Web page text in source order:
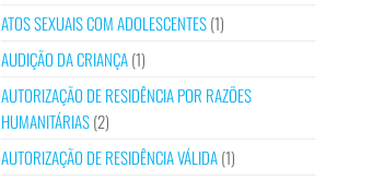
ATOS SEXUAIS COM ADOLESCENTES(1)
AUDIÇÃO DA CRIANÇA(1)
AUTORIZAÇÃO DE RESIDÊNCIA POR RAZÕES
HUMANITÁRIAS(2)
AUTORIZAÇÃO DE RESIDÊNCIA VÁLIDA(1)